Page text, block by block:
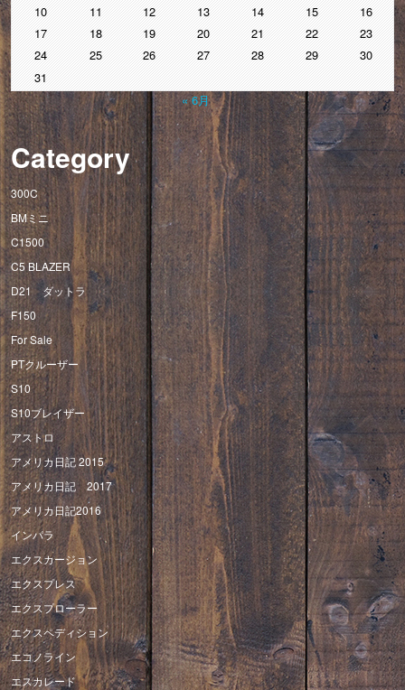
10
11 12 13 14 15
16
17
18 19 20 21 22
23
24
25 26 27 28 29
30
31
« 6月
Category
300C
BMミニ
C1500
C5 BLAZER
D21 ダットラ
F150
For Sale
PTクルーザー
S10
S10ブレイザー
アストロ
アメリカ日記 2015
アメリカ日記 2017
アメリカ日記2016
インパラ
エクスカージョン
エクスプレス
エクスプローラー
エクスペディション
エコノライン
エスカレード